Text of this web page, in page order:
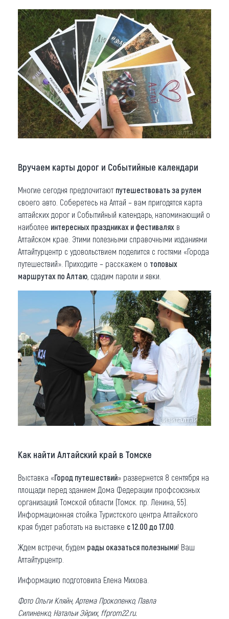
Вручаем карты дорог и Событийные календари
Многие сегодня предпочитают путешествовать за рулем
своего авто. Соберетесь на Алтай – вам пригодятся карта
алтайских дорог и Событийный календарь, напоминающий о
наиболее интересных праздниках и фестивалях в
Алтайском крае. Этими полезными справочными изданиями
Алтайтурцентр с удовольствием поделится с гостями «Города
путешествий». Приходите – расскажем о топовых
маршрутах по Алтаю , сдадим пароли и явки.
Как найти Алтайский край в Томске
Выставка «Город путешествий» развернется 8 сентября на
площади перед зданием Дома Федерации профсоюзных
организаций Томской области (Томск. пр. Ленина, 55).
Информационная стойка Туристского центра Алтайского
края будет работать на выставке с 12.00 до 17.00
Ждем встречи, будем рады оказаться полезными! Ваш
Алтайтурцентр.
Информацию подготовила Елена Михова.
Фото Ольги Кляйн, Артема Прокопенко, Павла
Силиненко, Натальи Эйрих, ffprom22.ru.